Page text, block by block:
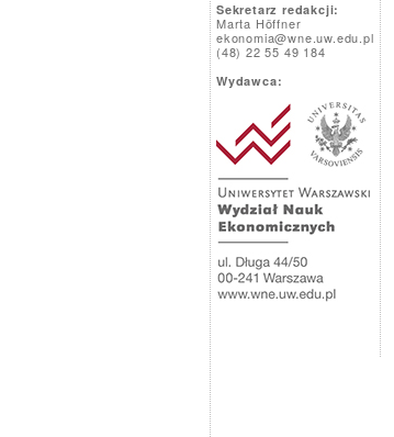
Sekretarz redakcji:
Marta Höffner
ekonomia@wne.uw.edu.pl
(48) 22 55 49 184
Wydawca: